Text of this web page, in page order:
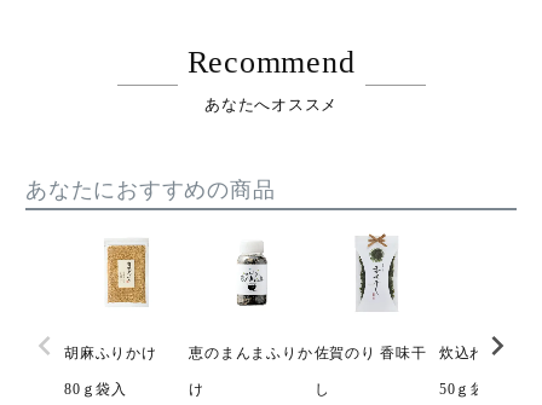
Recommend
あなたへオススメ
あなたにおすすめの商品
胡麻ふりかけ
80ｇ袋入
恵のまんまふりか
け
佐賀のり 香味干
し
炊込わかめ
50ｇ袋入